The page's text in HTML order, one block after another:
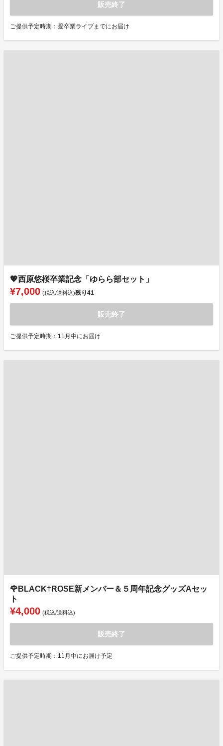
販売終了
ご提供予定時期：愛卒業ライブまでにお届け
💖西原悠桜卒業記念「ゆらら部セット」
¥7,000 (税込/送料込)残り41
販売終了
ご提供予定時期：11月中にお届け
🌹BLACK†ROSE新メンバー＆５周年記念グッズAセッ
ト
¥4,000 (税込/送料込)
販売終了
ご提供予定時期：11月中にお届け予定